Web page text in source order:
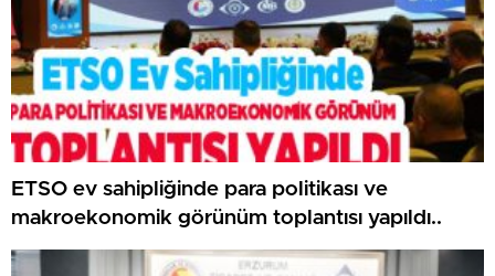
ETSO ev sahipliğinde para politikası ve
makroekonomik görünüm toplantısı yapıldı..